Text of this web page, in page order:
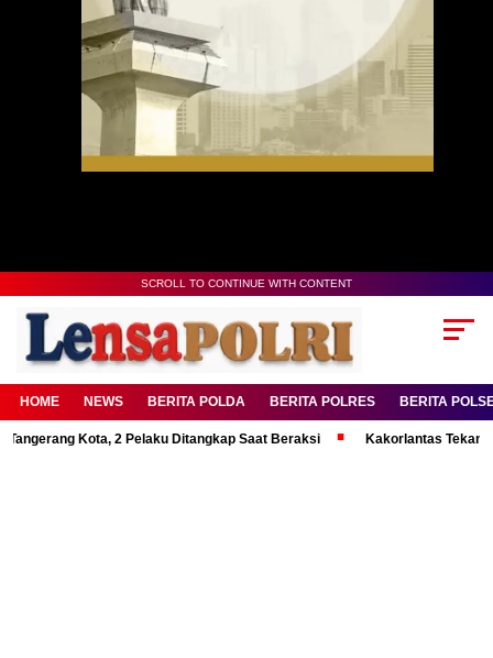
SCROLL TO CONTINUE WITH CONTENT
HOME NEWS BERITA POLDA BERITA POLRES BERITA
Kota, 2 Pelaku Ditangkap Saat Beraksi Kakorlantas Tekankan